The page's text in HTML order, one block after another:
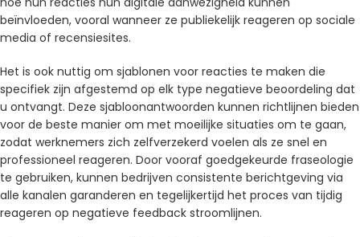
beïnvloeden, vooral wanneer ze publiekelijk reageren op sociale
media of recensiesites.
Het is ook nuttig om sjablonen voor reacties te maken die
specifiek zijn afgestemd op elk type negatieve beoordeling dat
u ontvangt. Deze sjabloonantwoorden kunnen richtlijnen bieden
voor de beste manier om met moeilijke situaties om te gaan,
zodat werknemers zich zelfverzekerd voelen als ze snel en
professioneel reageren. Door vooraf goedgekeurde fraseologie
te gebruiken, kunnen bedrijven consistente berichtgeving via
alle kanalen garanderen en tegelijkertijd het proces van tijdig
reageren op negatieve feedback stroomlijnen.